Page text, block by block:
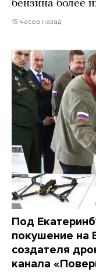
бензина более
15 часов назад
Под
покушение на
создателя
канала